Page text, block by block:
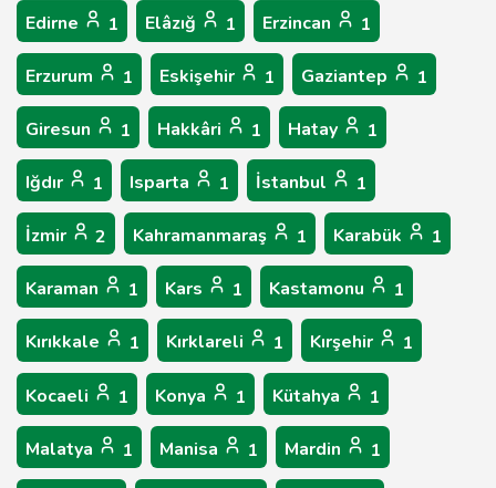
Edirne 1 Elâzığ 1 Erzincan 1
Erzurum 1 Eskişehir 1 Gaziantep 1
Giresun 1 Hakkâri 1 Hatay 1
Iğdır 1 Isparta 1 İstanbul 1
İzmir 2 Kahramanmaraş 1 Karabük 1
Karaman 1 Kars 1 Kastamonu 1
Kırıkkale 1 Kırklareli 1 Kırşehir 1
Kocaeli 1 Konya 1 Kütahya 1
Malatya 1 Manisa 1 Mardin 1